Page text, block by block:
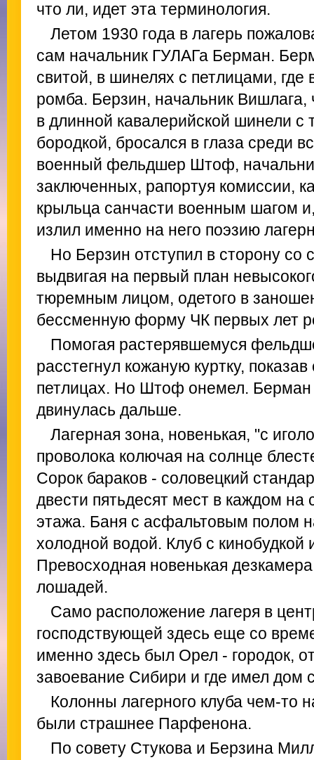
что ли, идет эта терминология.
Летом 1930 года в лагерь
сам начальник ГУЛАГа Берман.
свитой, в шинелях с петлицами, где
ромба. Берзин, начальник Вишлага,
в длинной кавалерийской шинели
бородкой, бросался в глаза среди
военный фельдшер Штоф,
заключенных, рапортуя комиссии,
крыльца санчасти военным шагом
излил именно на него поэзию
Но Берзин отступил в сторону со
выдвигая на первый план
тюремным лицом, одетого в
бессменную форму ЧК первых лет
Помогая растерявшемуся
расстегнул кожаную куртку,
петлицах. Но Штоф онемел. Берман
двинулась дальше.
Лагерная зона, новенькая, "с
проволока колючая на солнце
Сорок бараков - соловецкий
двести пятьдесят мест в каждом
этажа. Баня с асфальтовым полом
холодной водой. Клуб с
Превосходная новенькая
лошадей.
Само расположение лагеря в
господствующей здесь еще со
именно здесь был Орел - городок,
завоевание Сибири и где имел дом
Колонны лагерного клуба чем-то
были страшнее Парфенона.
По совету Стукова и Берзина